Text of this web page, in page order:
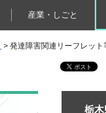
産業・しごと
> 発達障害関連リーフレット
栃